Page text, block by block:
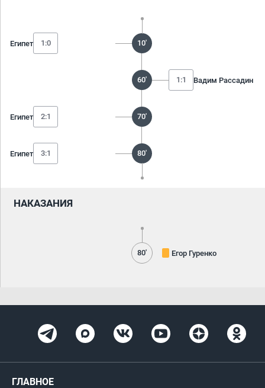
Египет 1:0 10'
60' 1:1 Вадим Рассадин
Египет 2:1 70'
Египет 3:1 80'
НАКАЗАНИЯ
80' Егор Гуренко
ГЛАВНОЕ